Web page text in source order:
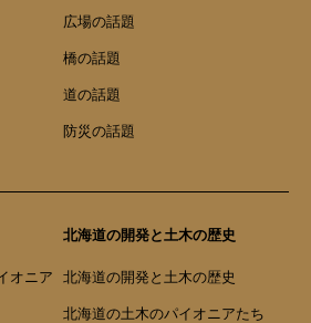
広場の話題
橋の話題
道の話題
防災の話題
オニア
北海道の開発と土木の歴史
北海道の開発と土木の歴史
北海道の土木のパイオニアたち